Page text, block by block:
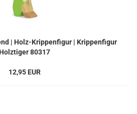
| Holz-Krippenfigur | Krippenfigur
Holztiger 80317
12,95 EUR